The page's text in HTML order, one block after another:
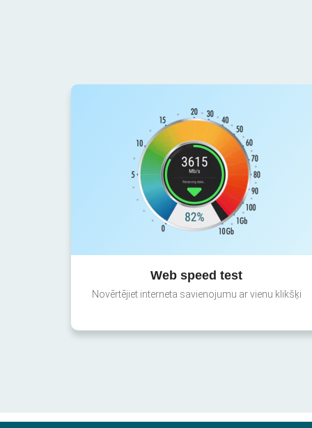
Web speed test
Novērtējiet interneta savienojumu ar vienu klikšķi